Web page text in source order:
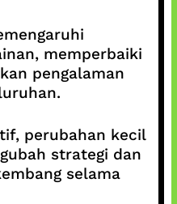
memperbaiki
pengalaman
perubahan kecil
strategi dan
selama